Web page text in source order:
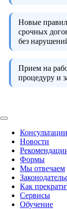
Новые
срочных
без
Прием на
процедуру и
Консультации
Новости
Формы
Мы отвечаем
Как
Сервисы
Обучение